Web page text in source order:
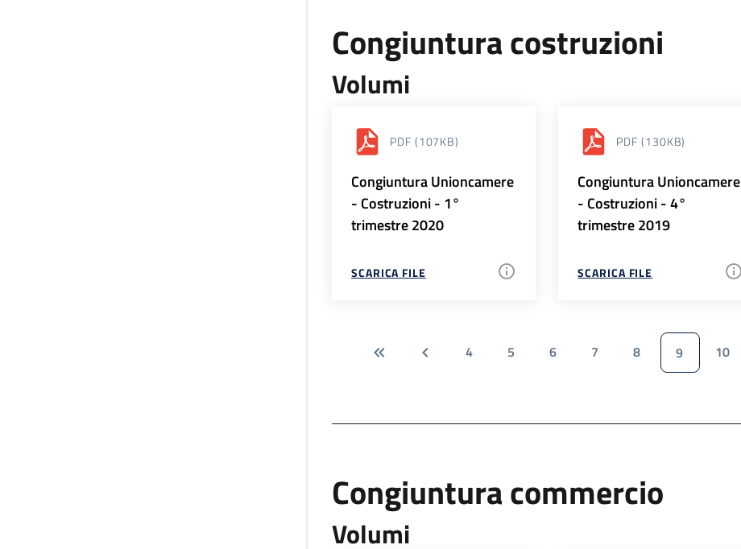
Congiuntura costruzioni
Volumi
PDF (107KB)
Congiuntura Unioncamere
- Costruzioni - 1°
trimestre 2020
SCARICA FILE
PDF (130KB)
Congiuntura Unioncamere
- Costruzioni - 4°
trimestre 2019
SCARICA FILE
4 5 6 7 8 9 10
Congiuntura commercio
Volumi